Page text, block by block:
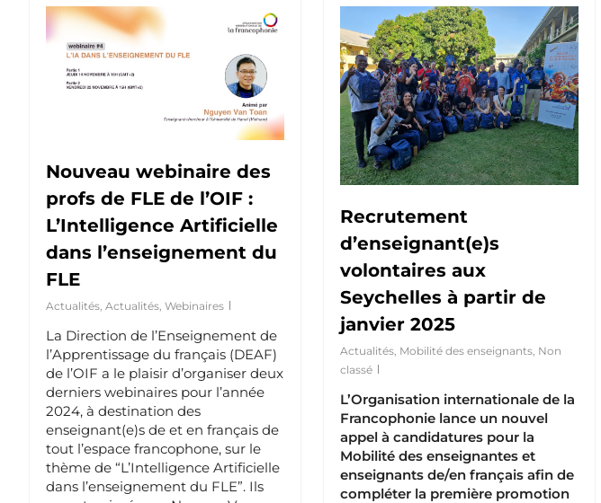
Nouveau webinaire des
profs de FLE de l’OIF :
L’Intelligence Artificielle
dans l’enseignement du
FLE
Actualités, Actualités, Webinaires
La Direction de l’Enseignement de
l’Apprentissage du français (DEAF)
de l’OIF a le plaisir d’organiser deux
derniers webinaires pour l’année
2024, à destination des
enseignant(e)s de et en français de
tout l’espace francophone, sur le
thème de “L’Intelligence Artificielle
dans l’enseignement du FLE”. Ils
Recrutement
d’enseignant(e)s
volontaires aux
Seychelles à partir de
janvier 2025
Actualités, Mobilité des enseignants, Non
classé
L’Organisation internationale de la
Francophonie lance un nouvel
appel à candidatures pour la
Mobilité des enseignantes et
enseignants de/en français afin de
compléter la première promotion